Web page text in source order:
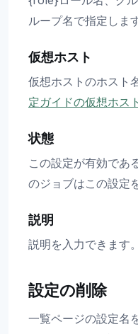
ループ名で指定します
仮想ホスト
仮想ホストのホスト
定ガイドの仮想ホスト
状態
この設定が有効であ
のジョブはこの設定
説明
説明を入力できます。
設定の削除
一覧ページの設定名